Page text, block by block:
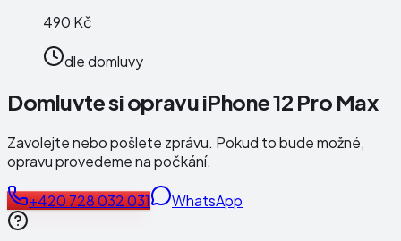
490 Kč
dle domluvy
Domluvte si opravu iPhone 12 Pro Max
Zavolejte nebo pošlete zprávu. Pokud to bude možné,
opravu provedeme na počkání.
+420 728 032 031 WhatsApp